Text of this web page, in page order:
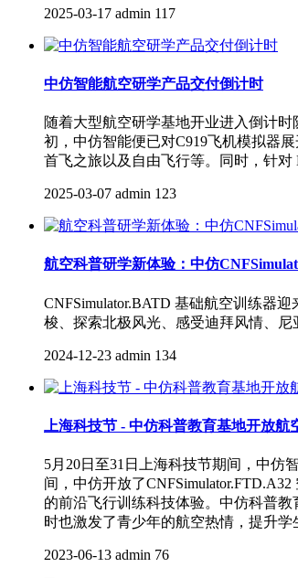
2025-03-17 admin 117
中仿智能航空研学产品交付倒计时
随着大型航空研学基地开业进入倒计
初，中仿智能便已对C919飞机模拟器
首飞之旅以及自由飞行等。同时，针对
2025-03-07 admin 123
航空科普研学新体验：中仿
CNFSimulator.BATD 基础航空训练器
梭、探索北极风光、感受迪拜风情、尼
2024-12-23 admin 134
上海科技节 - 中仿科普教育基地开放航
5月20日至31日上海科技节期间，中仿
间，中仿开放了
的前沿飞行训练科技体验。中仿科普
时也激发了青少年的航空热情，提升
2023-06-13 admin 76